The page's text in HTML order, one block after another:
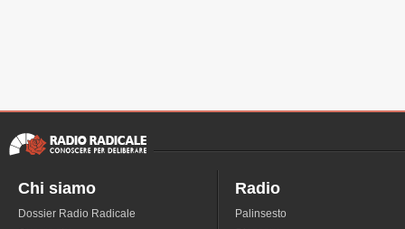
Chi siamo
Dossier Radio Radicale
Radio
Palinsesto